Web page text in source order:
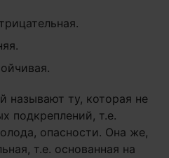
называют ту, которая не
подкреплений, т.е.
опасности. Она же,
т.е. основанная на